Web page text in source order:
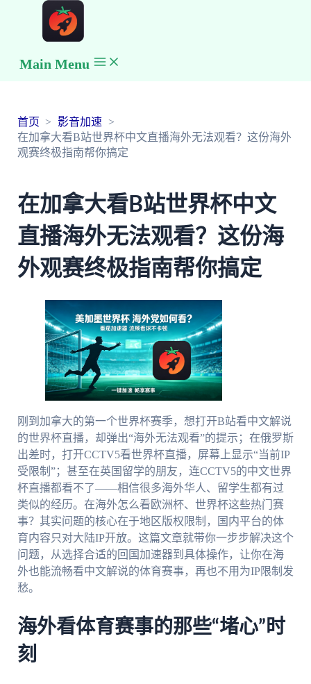
Main Menu
首页
影音加速
在加拿大看B站世界杯中文直播海外无法观看？这份海外
观赛终极指南帮你搞定
在加拿大看B站世界杯中文
直播海外无法观看？这份海
外观赛终极指南帮你搞定
刚到加拿大的第一个世界杯赛季，想打开B站看中文解说
的世界杯直播，却弹出“海外无法观看”的提示；在俄罗斯
出差时，打开CCTV5看世界杯直播，屏幕上显示“当前IP
受限制”；甚至在英国留学的朋友，连CCTV5的中文世界
杯直播都看不了——相信很多海外华人、留学生都有过
类似的经历。在海外怎么看欧洲杯、世界杯这些热门赛
事？其实问题的核心在于地区版权限制，国内平台的体
育内容只对大陆IP开放。这篇文章就带你一步步解决这个
问题，从选择合适的回国加速器到具体操作，让你在海
外也能流畅看中文解说的体育赛事，再也不用为IP限制发
愁。
海外看体育赛事的那些“堵心”时
刻